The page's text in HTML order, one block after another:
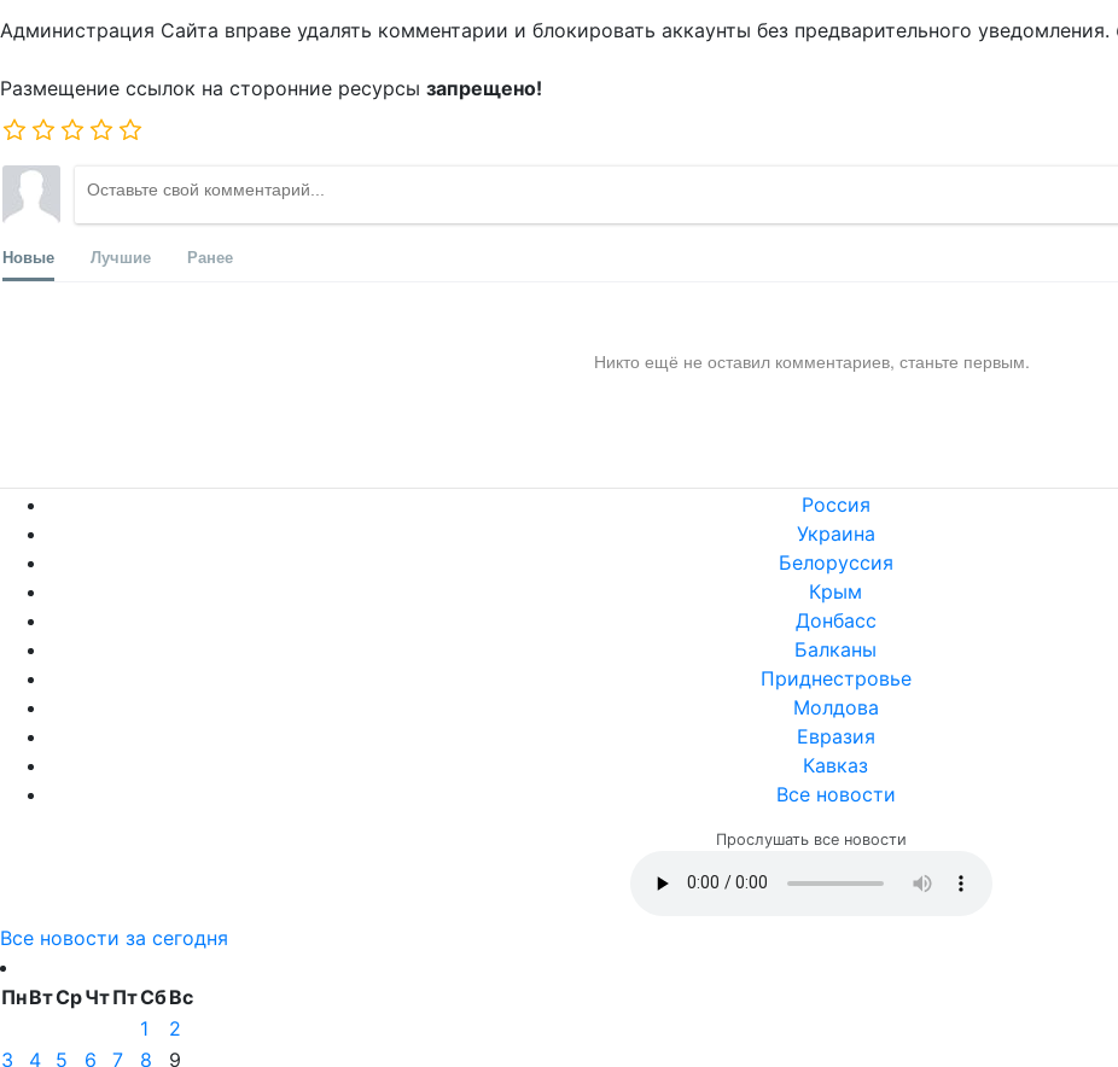
Администрация Сайта вправе удалять комментарии и блокировать аккаунты без предварительного уведомления.
Размещение ссылок на сторонние ресурсы запрещено!
Новые Лучшие Ранее
Никто ещё не оставил комментариев, станьте первым.
Россия
Украина
Белоруссия
Крым
Донбасс
Балканы
Приднестровье
Молдова
Евразия
Кавказ
Все новости
Прослушать все новости
Все новости за сегодня
ПнВтСрЧтПтСбВс
1
2
3
4 5 6 7 8
9